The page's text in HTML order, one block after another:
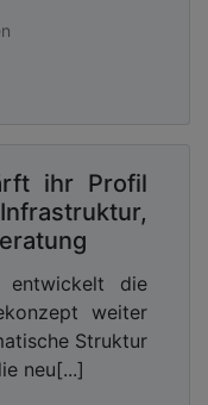
ihr Profil
entwickelt die
weiter
Struktur
neu[...]